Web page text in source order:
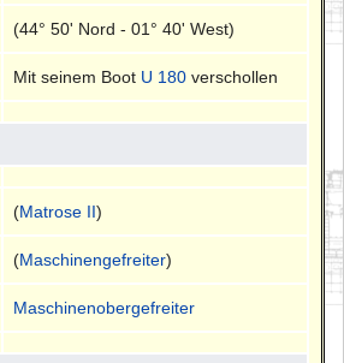
(44° 50' Nord - 01° 40' West)
Mit seinem Boot U 180 verschollen
(Matrose II)
(Maschinengefreiter)
Maschinenobergefreiter